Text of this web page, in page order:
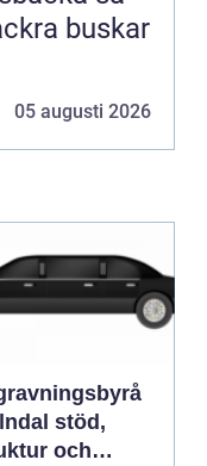
buskar
05 augusti 2026
stöd,
och